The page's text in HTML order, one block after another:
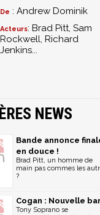
De : Andrew Dominik
Acteurs: Brad Pitt, Sam
Rockwell, Richard
Jenkins...
NEWS
Bande annonce
en douce !
Brad Pitt, un homme de
main pas commes les
?
Cogan : Nouvelle
Tony Soprano se